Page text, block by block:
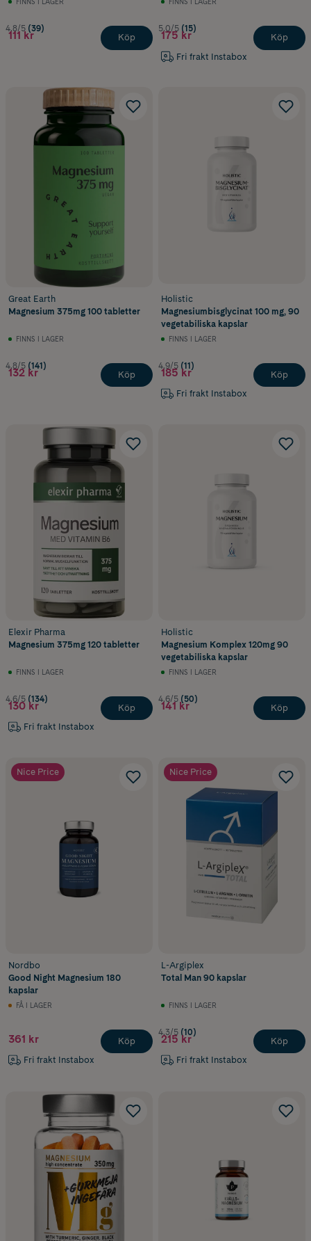
4.8/5 (39)
111 kr Köp
5.0/5 (15)
175 kr
Fri frakt Instabox
Köp
Great Earth
Magnesium 375mg 100 tabletter
FINNS I LAGER
4.8/5 (141)
132 kr Köp
Holistic
Magnesiumbisglycinat 100 mg, 90
vegetabiliska kapslar
FINNS I LAGER
4.9/5 (11)
185 kr
Fri frakt Instabox
Köp
Elexir Pharma
Magnesium 375mg 120 tabletter
FINNS I LAGER
4.6/5 (134)
130 kr
Fri frakt Instabox
Köp
Holistic
Magnesium Komplex 120mg 90
vegetabiliska kapslar
FINNS I LAGER
4.6/5 (50)
141 kr Köp
Nice Price
Nordbo
Good Night Magnesium 180
kapslar
FÅ I LAGER
361 kr
Fri frakt Instabox
Köp
Nice Price
L-Argiplex
Total Man 90 kapslar
FINNS I LAGER
4.3/5 (10)
215 kr
Fri frakt Instabox
Köp